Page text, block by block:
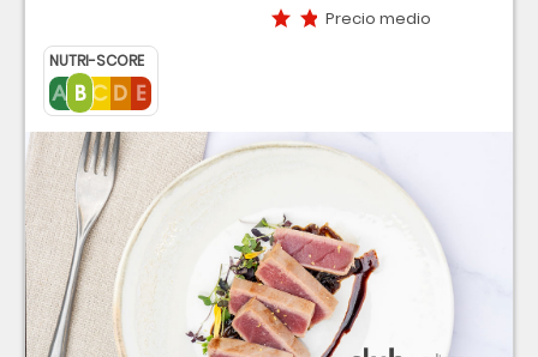
Precio medio
NUTRI-SCORE